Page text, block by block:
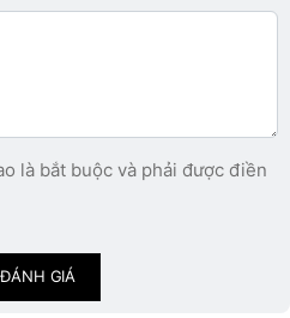
là bắt buộc và phải được điền
GIÁ